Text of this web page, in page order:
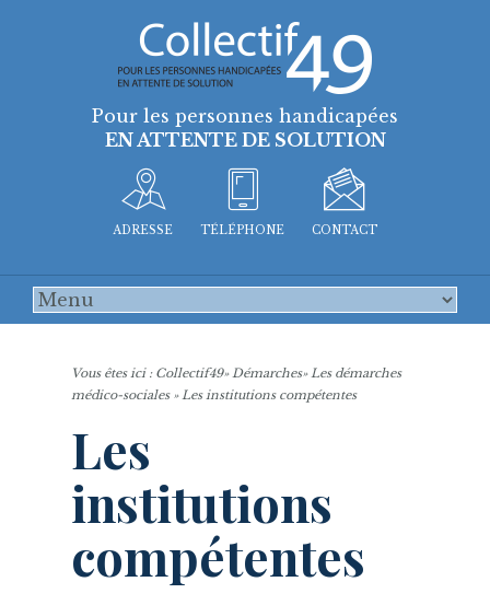
Pour les personnes handicapées
EN ATTENTE DE SOLUTION
ADRESSE TÉLÉPHONE CONTACT
Vous êtes ici : Collectif49»Démarches»Les démarches
médico-sociales» Les institutions compétentes
Les
institutions
compétentes